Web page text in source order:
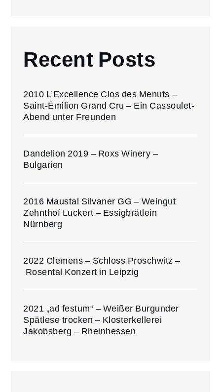
Recent Posts
2010 L’Excellence Clos des Menuts –
Saint-Émilion Grand Cru – Ein Cassoulet-
Abend unter Freunden
Dandelion 2019 – Roxs Winery –
Bulgarien
2016 Maustal Silvaner GG – Weingut
Zehnthof Luckert – Essigbrätlein
Nürnberg
2022 Clemens – Schloss Proschwitz –
Rosental Konzert in Leipzig
2021 „ad festum“ – Weißer Burgunder
Spätlese trocken – Klosterkellerei
Jakobsberg – Rheinhessen